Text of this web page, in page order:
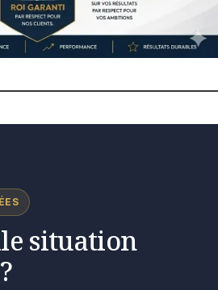
situation